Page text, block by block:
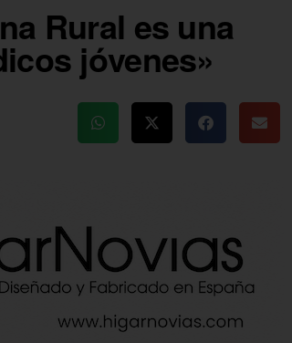
Rural es una
jóvenes»